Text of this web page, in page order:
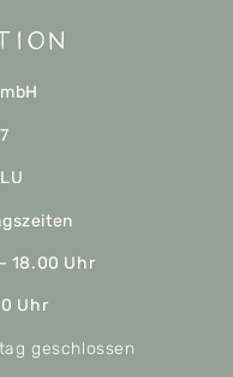
18.00 Uhr
Uhr
geschlossen